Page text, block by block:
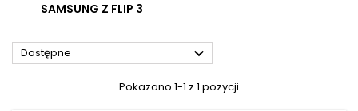
SAMSUNG Z FLIP 3
Dostępne 
Pokazano 1-1 z 1 pozycji